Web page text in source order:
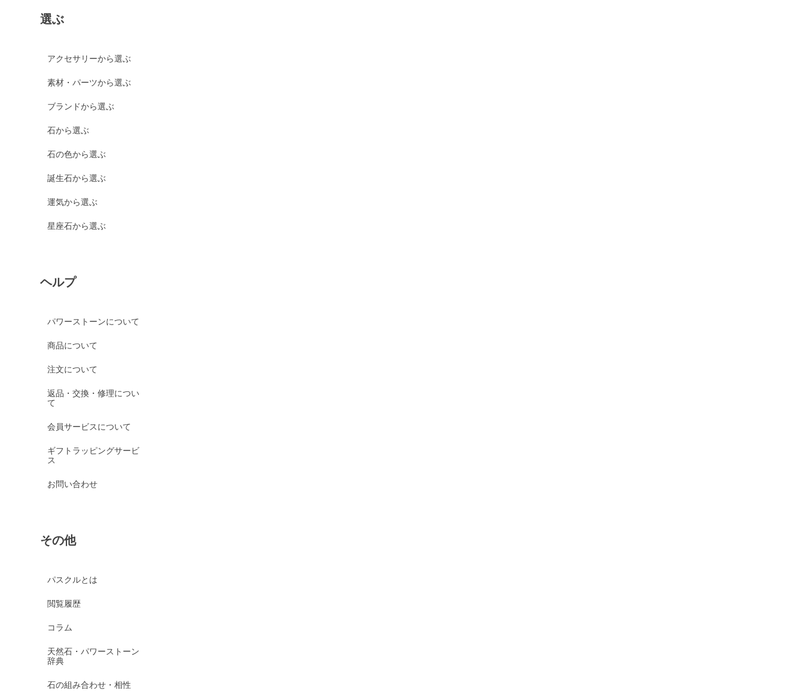
選ぶ
アクセサリーから選ぶ
素材・パーツから選ぶ
ブランドから選ぶ
石から選ぶ
石の色から選ぶ
誕生石から選ぶ
運気から選ぶ
星座石から選ぶ
ヘルプ
パワーストーンについて
商品について
注文について
返品・交換・修理につい
て
会員サービスについて
ギフトラッピングサービ
ス
お問い合わせ
その他
パスクルとは
閲覧履歴
コラム
天然石・パワーストーン
辞典
石の組み合わせ・相性